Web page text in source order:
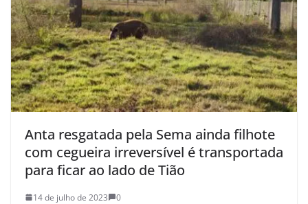
Anta resgatada pela Sema ainda filhote
com cegueira irreversível é transportada
para ficar ao lado de Tião
14 de julho de 2023 0